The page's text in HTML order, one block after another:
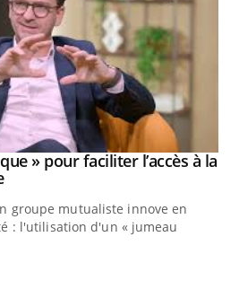
» pour faciliter l’accès à la
Youtube
groupe mutualiste innove en
: l'utilisation d'un « jumeau